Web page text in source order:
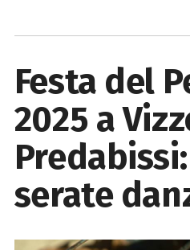
Festa del
2025 a
serate